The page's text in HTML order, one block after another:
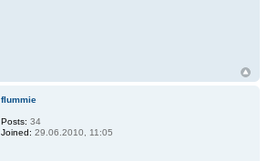
flummie
Posts: 34
Joined: 29.06.2010, 11:05